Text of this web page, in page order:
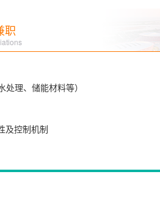
职
理、储能材料等）
及控制机制